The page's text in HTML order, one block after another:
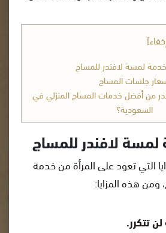
]
لمسة لافندر للمساج
جلسات المساج
من أفضل خدمات المساج المنزلي في
السعودية؟
لافندر للمساج
التي تعود على المرأة من خدمة
هذه المزايا:
تتكرر.